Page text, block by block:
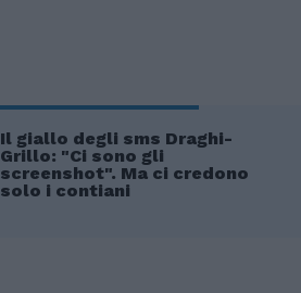
Il giallo degli sms Draghi-
Grillo: "Ci sono gli
screenshot". Ma ci credono
solo i contiani